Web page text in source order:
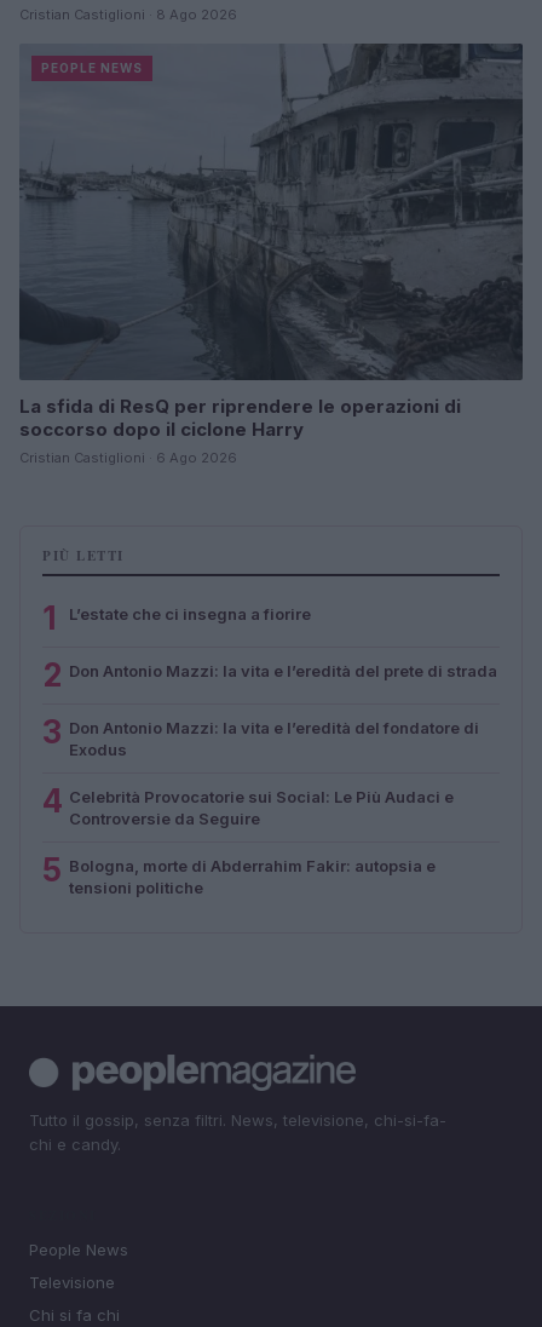
Cristian Castiglioni · 8 Ago 2026
PEOPLE NEWS
La sfida di ResQ per riprendere le operazioni di
soccorso dopo il ciclone Harry
Cristian Castiglioni · 6 Ago 2026
PIÙ LETTI
1 L’estate che ci insegna a fiorire
2 Don Antonio Mazzi: la vita e l’eredità del prete di strada
3 Don Antonio Mazzi: la vita e l’eredità del fondatore di
Exodus
4 Celebrità Provocatorie sui Social: Le Più Audaci e
Controversie da Seguire
5 Bologna, morte di Abderrahim Fakir: autopsia e
tensioni politiche
Tutto il gossip, senza filtri. News, televisione, chi-si-fa-
chi e candy.
People News
Televisione
Chi si fa chi